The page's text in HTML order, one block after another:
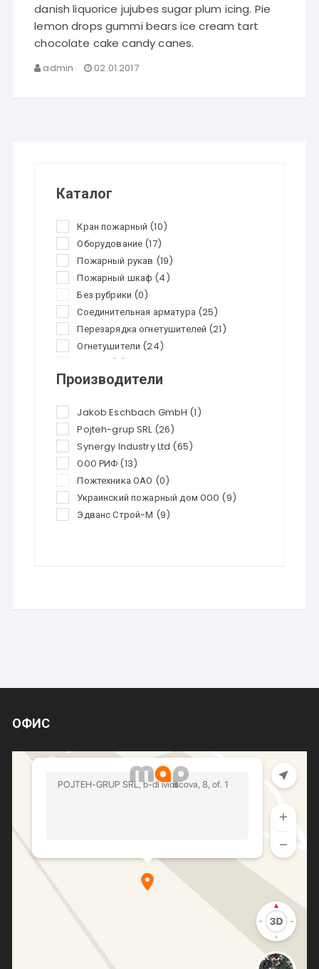
danish liquorice jujubes sugar plum icing. Pie
lemon drops gummi bears ice cream tart
chocolate cake candy canes.
admin 02.01.2017
Каталог
Кран пожарный (10)
Оборудование (17)
Пожарный рукав (19)
Пожарный шкаф (4)
Без рубрики (0)
Соединительная арматура (25)
Перезарядка огнетушителей (21)
Огнетушители (24)
Производители
Jakob Eschbach GmbH (1)
Pojteh-grup SRL (26)
Synergy Industry Ltd (65)
ООО РИФ (13)
Пожтехника ОАО (0)
Украинский пожарный дом ООО (9)
Эдванс Строй-М (9)
ОФИС